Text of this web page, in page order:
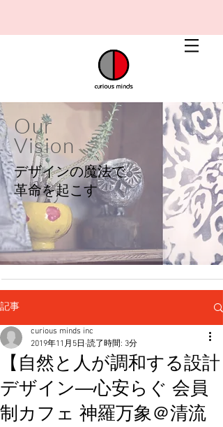
Our
Vision
デザインの魔法で
​革命を起こす
記事
【自然と人が調和する設計
デザイン―心安らぐ 会員
制カフェ 神羅万象＠清流
curious minds inc
2019年11月5日 読了時間: 3分